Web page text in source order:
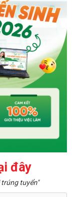
đây
tuyển"